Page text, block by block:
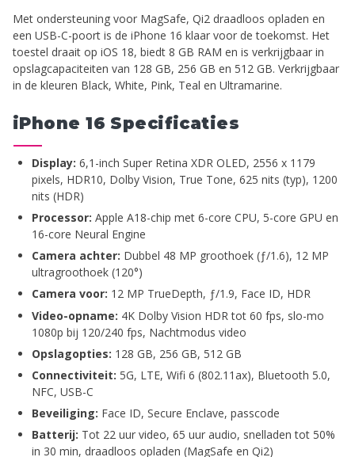
Met ondersteuning voor MagSafe, Qi2 draadloos opladen en
een USB-C-poort is de iPhone 16 klaar voor de toekomst. Het
toestel draait op iOS 18, biedt 8 GB RAM en is verkrijgbaar in
opslagcapaciteiten van 128 GB, 256 GB en 512 GB. Verkrijgbaar
in de kleuren Black, White, Pink, Teal en Ultramarine.
iPhone 16 Specificaties
Display: 6,1-inch Super Retina XDR OLED, 2556 x 1179
pixels, HDR10, Dolby Vision, True Tone, 625 nits (typ), 1200
nits (HDR)
Processor: Apple A18-chip met 6-core CPU, 5-core GPU en
16-core Neural Engine
Camera achter: Dubbel 48 MP groothoek (ƒ/1.6), 12 MP
ultragroothoek (120°)
Camera voor: 12 MP TrueDepth, ƒ/1.9, Face ID, HDR
Video-opname: 4K Dolby Vision HDR tot 60 fps, slo-mo
1080p bij 120/240 fps, Nachtmodus video
Opslagopties: 128 GB, 256 GB, 512 GB
Connectiviteit: 5G, LTE, Wifi 6 (802.11ax), Bluetooth 5.0,
NFC, USB-C
Beveiliging: Face ID, Secure Enclave, passcode
Batterij: Tot 22 uur video, 65 uur audio, snelladen tot 50%
in 30 min, draadloos opladen (MagSafe en Qi2)